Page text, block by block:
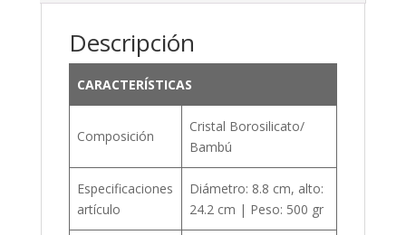
Descripción
CARACTERÍSTICAS
Composición
Cristal Borosilicato/
Bambú
Especificaciones
artículo
Diámetro: 8.8 cm, alto:
24.2 cm | Peso: 500 gr